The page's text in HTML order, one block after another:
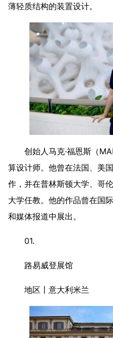
薄轻质结构的装置设计。
创始人马克·福恩斯（
算设计师。他曾在法国、美
作，并在普林斯顿大学、哥
大学任教。他的作品曾在国
和媒体报道中展出。
01.
路易威登展馆
地区丨意大利米兰